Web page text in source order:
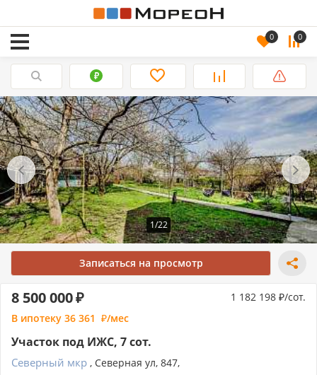
0 0
1/22
Записаться на просмотр
Участок под ИЖС, 7 сот.
Северный мкр , Северная ул, 847,
8 500 000 1 182 198
/сот.
В ипотеку 36 361 /мес